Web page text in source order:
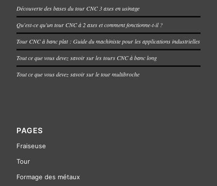
Découverte des bases du tour CNC 3 axes en usinage
Qu'est-ce qu'un tour CNC à 2 axes et comment fonctionne-t-il ?
Tour CNC à banc plat : Guide du machiniste pour les applications industrielles
Tout ce que vous devez savoir sur les tours CNC à banc long
Tout ce que vous devez savoir sur le tour multibroche
PAGES
Fraiseuse
Tour
Formage des métaux